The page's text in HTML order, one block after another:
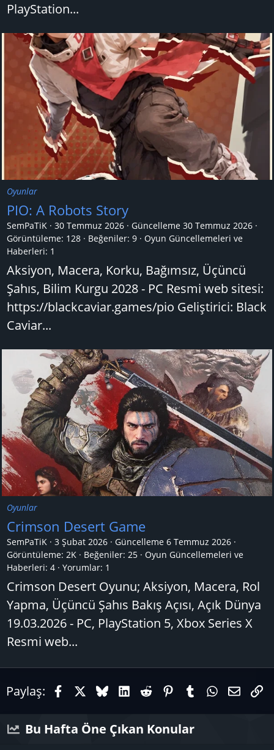
PlayStation...
Oyunlar
PIO: A Robots Story
SemPaTiK 30 Temmuz 2026 Güncelleme 30 Temmuz 2026
Görüntüleme: 128
Beğeniler: 9
Oyun Güncellemeleri ve
Haberleri: 1
Aksiyon, Macera, Korku, Bağımsız, Üçüncü
Şahıs, Bilim Kurgu 2028 - PC Resmi web sitesi:
https://blackcaviar.games/pio Geliştirici: Black
Caviar...
Oyunlar
Crimson Desert Game
SemPaTiK 3 Şubat 2026 Güncelleme 6 Temmuz 2026
Görüntüleme: 2K
Beğeniler: 25
Oyun Güncellemeleri ve
Haberleri: 4 Yorumlar: 1
Crimson Desert Oyunu; Aksiyon, Macera, Rol
Yapma, Üçüncü Şahıs Bakış Açısı, Açık Dünya
19.03.2026 - PC, PlayStation 5, Xbox Series X
Resmi web...
Paylaş: FacebookX (Twitter)
BlueskyLinkedIn
RedditPinterestTumblrE-
Bu Hafta Öne Çıkan Konular